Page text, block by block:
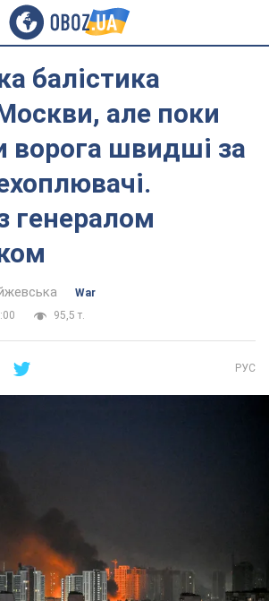
балістика
але поки
ворога швидші за
генералом
War
95,5 т.
РУС